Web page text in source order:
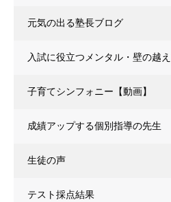
元気の出る塾長ブログ
入試に役立つメンタル・壁の越
子育てシンフォニー【動画】
成績アップする個別指導の先生
生徒の声
テスト採点結果